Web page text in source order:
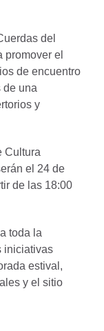
del
el
de encuentro
de una
y
Cultura
el 24 de
de las 18:00
toda la
iniciativas
estival,
y el sitio